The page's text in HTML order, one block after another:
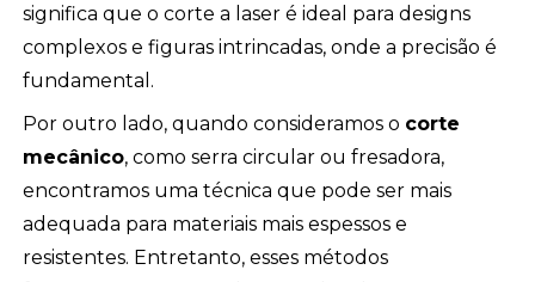
significa que o corte a laser é ideal para designs
complexos e figuras intrincadas, onde a precisão é
fundamental.
Por outro lado, quando consideramos o corte
mecânico, como serra circular ou fresadora,
encontramos uma técnica que pode ser mais
adequada para materiais mais espessos e
resistentes. Entretanto, esses métodos